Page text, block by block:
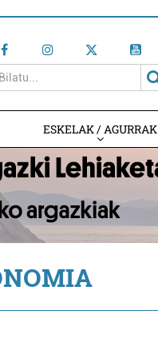
ESKELAK / AGURRAK